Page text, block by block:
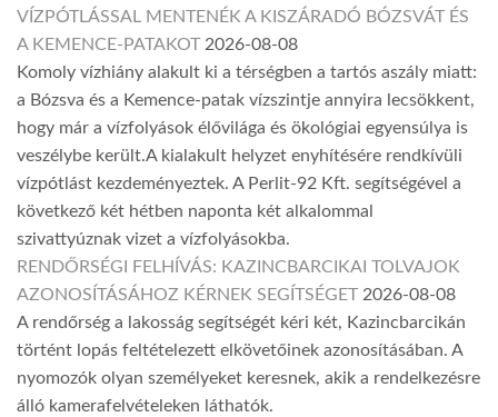
VÍZPÓTLÁSSAL MENTENÉK A KISZÁRADÓ BÓZSVÁT ÉS
A KEMENCE-PATAKOT 2026-08-08
Komoly vízhiány alakult ki a térségben a tartós aszály miatt:
a Bózsva és a Kemence-patak vízszintje annyira lecsökkent,
hogy már a vízfolyások élővilága és ökológiai egyensúlya is
veszélybe került.A kialakult helyzet enyhítésére rendkívüli
vízpótlást kezdeményeztek. A Perlit-92 Kft. segítségével a
következő két hétben naponta két alkalommal
szivattyúznak vizet a vízfolyásokba.
RENDŐRSÉGI FELHÍVÁS: KAZINCBARCIKAI TOLVAJOK
AZONOSÍTÁSÁHOZ KÉRNEK SEGÍTSÉGET 2026-08-08
A rendőrség a lakosság segítségét kéri két, Kazincbarcikán
történt lopás feltételezett elkövetőinek azonosításában. A
nyomozók olyan személyeket keresnek, akik a rendelkezésre
álló kamerafelvételeken láthatók.